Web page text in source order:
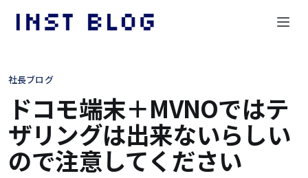
社長ブログ
ドコモ端末＋MVNOではテ
ザリングは出来ないらしい
ので注意してください